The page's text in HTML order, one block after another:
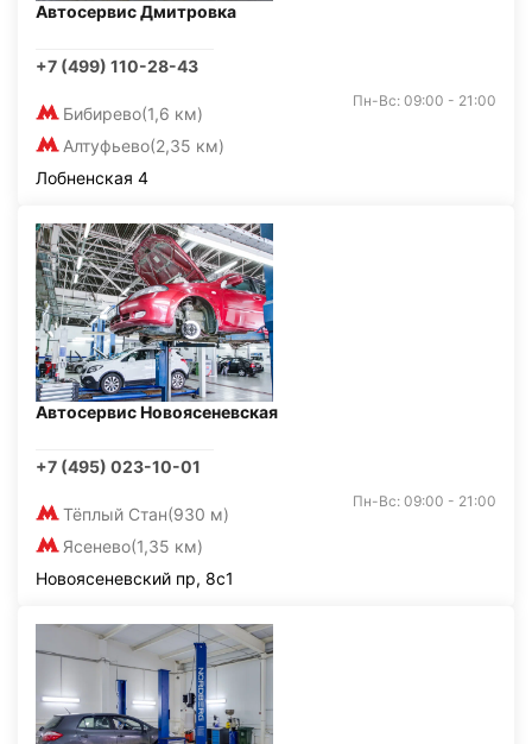
Автосервис Дмитровка
+7 (499) 110-28-43
Бибирево(1,6 км)
Алтуфьево(2,35 км)
Пн-Вс: 09:00 - 21:00
Лобненская 4
Автосервис Новоясеневская
+7 (495) 023-10-01
Тёплый Стан(930 м)
Ясенево(1,35 км)
Пн-Вс: 09:00 - 21:00
Новоясеневский пр, 8с1